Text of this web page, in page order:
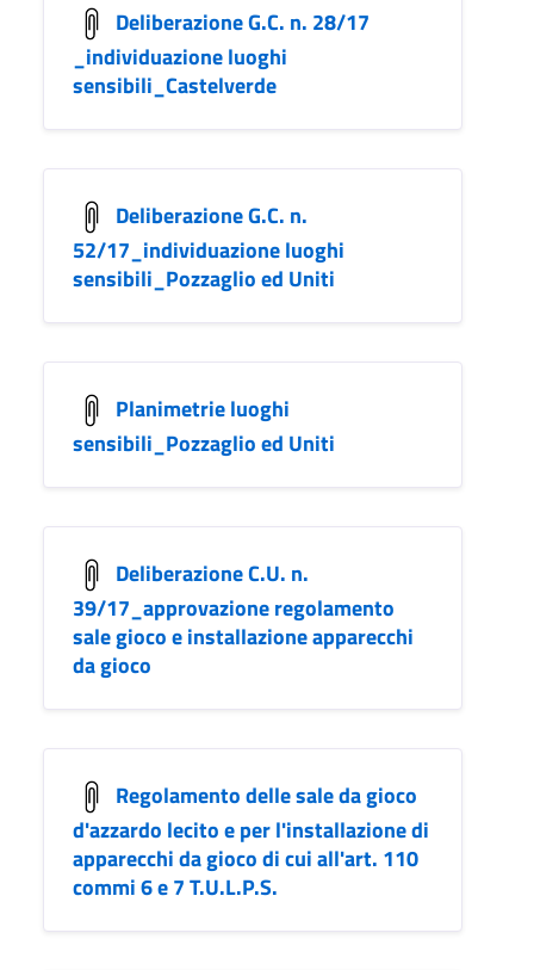
Deliberazione G.C. n. 28/17
_individuazione luoghi
sensibili_Castelverde
Deliberazione G.C. n.
52/17_individuazione luoghi
sensibili_Pozzaglio ed Uniti
Planimetrie luoghi
sensibili_Pozzaglio ed Uniti
Deliberazione C.U. n.
39/17_approvazione regolamento
sale gioco e installazione apparecchi
da gioco
Regolamento delle sale da gioco
d'azzardo lecito e per l'installazione di
apparecchi da gioco di cui all'art. 110
commi 6 e 7 T.U.L.P.S.